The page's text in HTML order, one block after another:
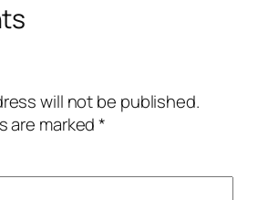
will not be published.
are marked*